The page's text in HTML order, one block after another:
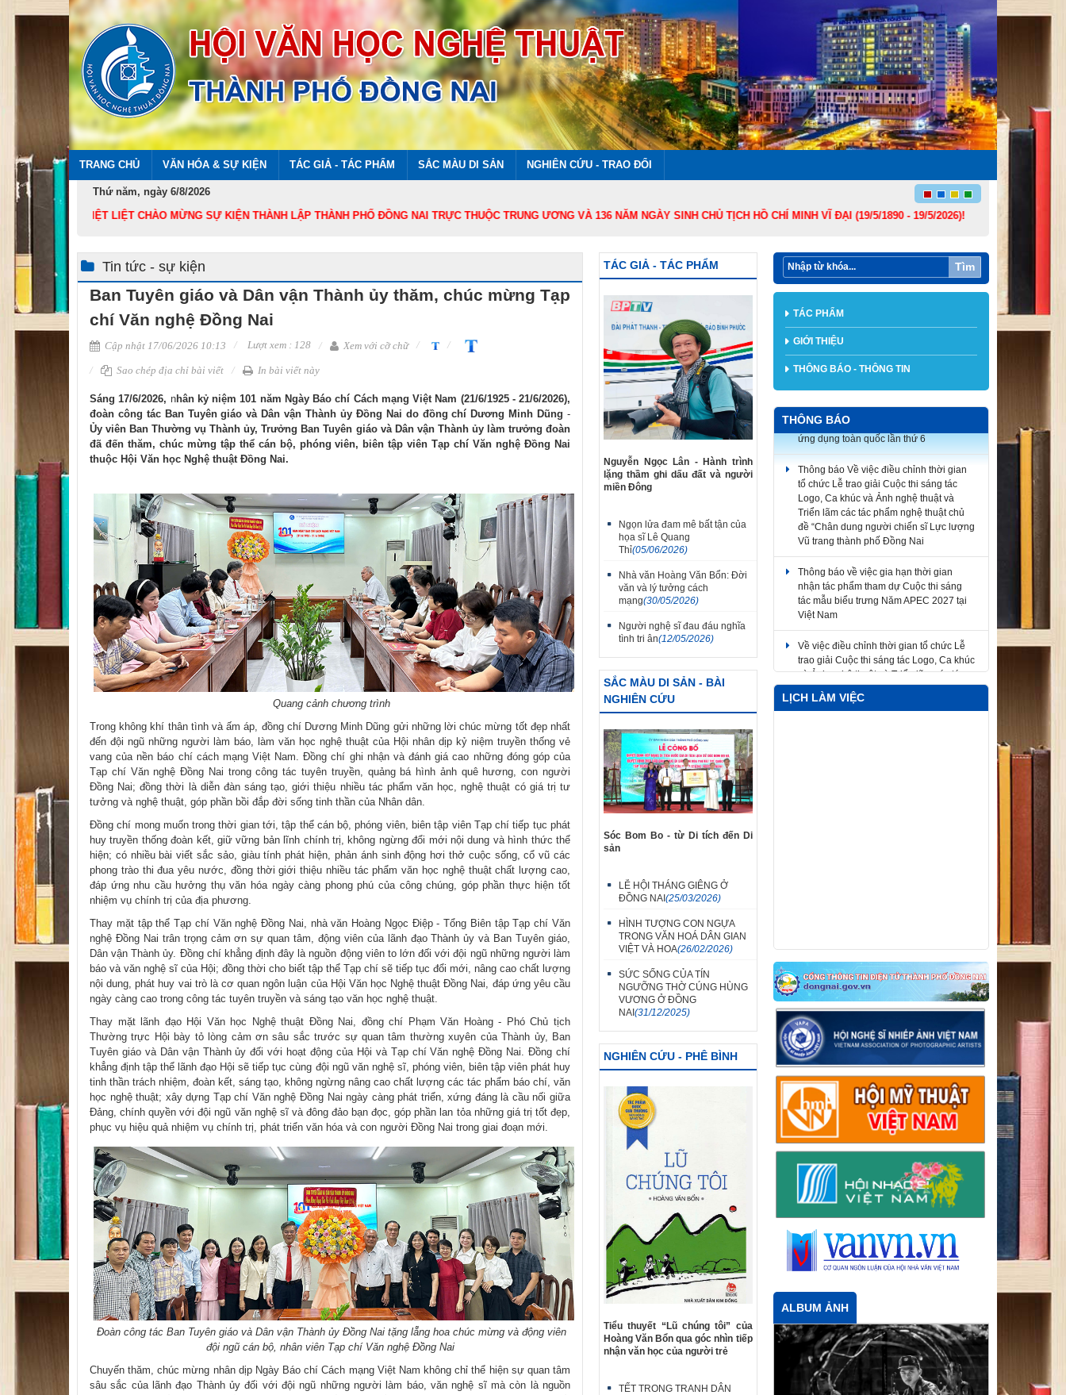
TRANG CHỦ VĂN HÓA & SỰ KIỆN TÁC GIẢ - TÁC PHẨM SẮC MÀU DI SẢN NGHIÊN CỨU - TRAO ĐỔI
Thứ năm, ngày 6/8/2026
NHIỆT LIỆT CHÀO MỪNG SỰ KIỆN THÀNH LẬP THÀNH PHỐ ĐỒNG NAI TRỰC THUỘC TRUNG ƯƠNG VÀ 136 NĂM NGÀY SINH CHỦ TỊCH HỒ CHÍ MINH VĨ ĐẠI (19/5/1890 - 19/5/2026)!
Tìm
Tin tức - sự kiện
Ban Tuyên giáo và Dân vận Thành ủy thăm, chúc mừng Tạp
chí Văn nghệ Đồng Nai
Cập nhật 17/06/2026 10:13 Lượt xem : 128 Xem với cỡ chữ
Sao chép địa chỉ bài viết In bài viết này
Sáng17/6/2026, nhân kỷ niệm101 năm Ngày Báo chí Cách mạng Việt Nam (21/6/1925 - 21/6/2026),
đoàn công tác Ban Tuyên giáo và Dân vận Thành ủy Đồng Nai do đồng chí Dương Minh Dũng -
Ủy viên Ban Thường vụ Thành ủy, Trưởng Ban Tuyên giáo và Dân vận Thành ủy làm trưởng đoàn
đã đến thăm, chúc mừng tập thể cán bộ, phóng viên, biên tập viênTạp chí Văn nghệ Đồng Nai
thuộc Hội Văn học Nghệ thuật Đồng Nai.
Quang cảnh chương trình
Trong không khí thân tình và ấm áp, đồng chí Dương Minh Dũng gửi những lời chúc mừng tốt đẹp nhất
đến đội ngũ những người làm báo, làm văn học nghệ thuật của Hội nhân dịp kỷ niệm truyền thống vẻ
vang của nền báo chí cách mạng Việt Nam. Đồng chí ghi nhận và đánh giá cao những đóng góp của
Tạp chí Văn nghệ Đồng Nai trong công tác tuyên truyền, quảng bá hình ảnh quê hương, con người
Đồng Nai; đồng thời là diễn đàn sáng tạo, giới thiệu nhiều tác phẩm văn học, nghệ thuật có giá trị tư
tưởng và nghệ thuật, góp phần bồi đắp đời sống tinh thần của Nhân dân.
Đồng chí mong muốn trong thời gian tới, tập thể cán bộ, phóng viên, biên tập viên Tạp chí tiếp tục phát
huy truyền thống đoàn kết, giữ vững bản lĩnh chính trị, không ngừng đổi mới nội dung và hình thức thể
hiện; có nhiều bài viết sắc sảo, giàu tính phát hiện, phản ánh sinh động hơi thở cuộc sống, cổ vũ các
phong trào thi đua yêu nước, đồng thời giới thiệu nhiều tác phẩm văn học nghệ thuật chất lượng cao,
đáp ứng nhu cầu hưởng thụ văn hóa ngày càng phong phú của công chúng, góp phần thực hiện tốt
nhiệm vụ chính trị của địa phương.
Thay mặt tập thể Tạp chí Văn nghệ Đồng Nai, nhà văn Hoàng Ngọc Điệp - Tổng Biên tập Tạp chí Văn
nghệ Đồng Nai trân trọng cảm ơn sự quan tâm, động viên của lãnh đạo Thành ủy và Ban Tuyên giáo,
Dân vận Thành ủy. Đồng chí khẳng định đây là nguồn động viên to lớn đối với đội ngũ những người làm
báo và văn nghệ sĩ của Hội; đồng thời cho biết tập thể Tạp chí sẽ tiếp tục đổi mới, nâng cao chất lượng
nội dung, phát huy vai trò là cơ quan ngôn luận của Hội Văn học Nghệ thuật Đồng Nai, đáp ứng yêu cầu
ngày càng cao trong công tác tuyên truyền và sáng tạo văn học nghệ thuật.
Thay mặt lãnh đạo Hội Văn học Nghệ thuật Đồng Nai, đồng chí Phạm Văn Hoàng - Phó Chủ tịch
Thường trực Hội bày tỏ lòng cảm ơn sâu sắc trước sự quan tâm thường xuyên của Thành ủy, Ban
Tuyên giáo và Dân vận Thành ủy đối với hoạt động của Hội và Tạp chí Văn nghệ Đồng Nai. Đồng chí
khẳng định tập thể lãnh đạo Hội sẽ tiếp tục cùng đội ngũ văn nghệ sĩ, phóng viên, biên tập viên phát huy
tinh thần trách nhiệm, đoàn kết, sáng tạo, không ngừng nâng cao chất lượng các tác phẩm báo chí, văn
học nghệ thuật; xây dựng Tạp chí Văn nghệ Đồng Nai ngày càng phát triển, xứng đáng là cầu nối giữa
Đảng, chính quyền với đội ngũ văn nghệ sĩ và đông đảo bạn đọc, góp phần lan tỏa những giá trị tốt đẹp,
phục vụ hiệu quả nhiệm vụ chính trị, phát triển văn hóa và con người Đồng Nai trong giai đoạn mới.
Đoàn công tác Ban Tuyên giáo và Dân vận Thành ủy Đồng Nai tặng lẵng hoa chúc mừng và động viên
đội ngũ cán bộ, nhân viên Tạp chí Văn nghệ Đồng Nai
Chuyến thăm, chúc mừng nhân dịp Ngày Báo chí Cách mạng Việt Nam không chỉ thể hiện sự quan tâm
sâu sắc của lãnh đạo Thành ủy đối với đội ngũ những người làm báo, văn nghệ sĩ mà còn là nguồn
TÁC GIẢ - TÁC PHẨM
Nguyễn Ngọc Lân - Hành trình
lặng thầm ghi dấu đất và người
miền Đông
Ngọn lửa đam mê bất tận của
họa sĩ Lê Quang
Thỉ(05/06/2026)
Nhà văn Hoàng Văn Bổn: Đời
văn và lý tưởng cách
mạng(30/05/2026)
Người nghệ sĩ đau đáu nghĩa
tình tri ân(12/05/2026)
SẮC MÀU DI SẢN - BÀI
NGHIÊN CỨU
Sóc Bom Bo - từ Di tích đến Di
sản
LỄ HỘI THÁNG GIÊNG Ở
ĐỒNG NAI(25/03/2026)
HÌNH TƯỢNG CON NGỰA
TRONG VĂN HOÁ DÂN GIAN
VIỆT VÀ HOA(26/02/2026)
SỨC SỐNG CỦA TÍN
NGƯỠNG THỜ CÚNG HÙNG
VƯƠNG Ở ĐỒNG
NAI(31/12/2025)
NGHIÊN CỨU - PHÊ BÌNH
Tiểu thuyết “Lũ chúng tôi” của
Hoàng Văn Bổn qua góc nhìn tiếp
nhận văn học của người trẻ
TẾT TRONG TRANH DÂN
TÁC PHẨM
GIỚI THIỆU
THÔNG BÁO - THÔNG TIN
THÔNG BÁO
Thông báo Về việc điều chỉnh thời gian
Logo, Ca khúc và Ảnh nghệ thuật và
Triển lãm các tác phẩm nghệ thuật chủ
đề “Chân dung người chiến sĩ Lực lượng
Vũ trang thành phố Đồng Nai
Thông báo về việc gia hạn thời gian
tác mẫu biểu trưng Năm APEC 2027 tại
Việt Nam
Về việc điều chỉnh thời gian tổ chức Lễ
và Ảnh nghệ thuật và Triển lãm các tác
phẩm nghệ thuật
V/v triển khai tham gia Cuộc thi ảnh nghệ
thuật và Cuộc thi vẽ tranh cổ động hưởng
ứng phong trào thi đua “Ba nhất: Kỷ luật
LỊCH LÀM VIỆC
ALBUM ẢNH